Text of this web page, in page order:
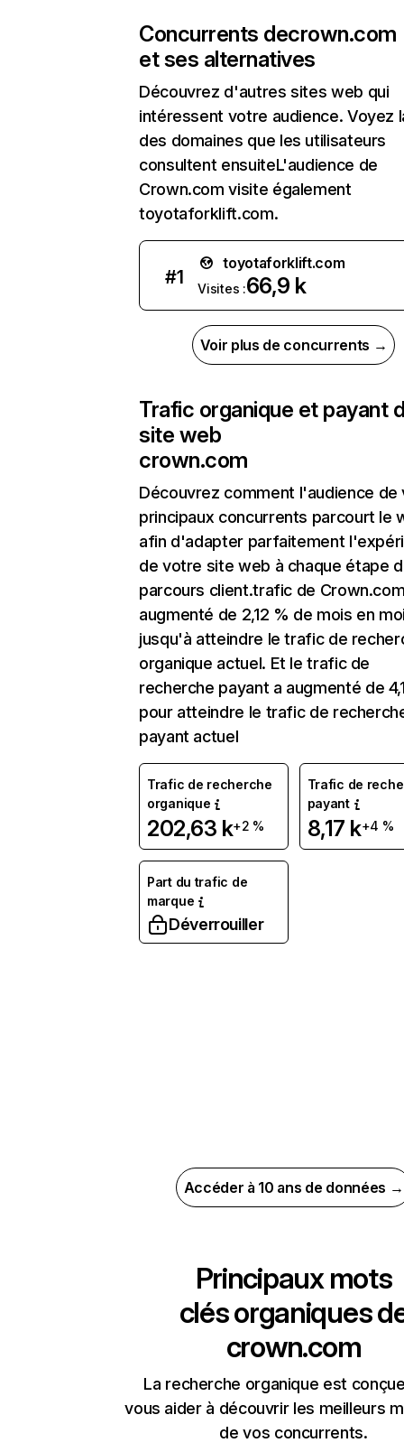
Concurrents decrown.com
et ses alternatives
Découvrez d'autres sites web qui
intéressent votre audience. Voyez
des domaines que les utilisateurs
consultent ensuiteL'audience de
Crown.com visite également
toyotaforklift.com.
#1
toyotaforklift.com
Visites :66,9 k
Voir plus de concurrents →
Trafic organique et payant
site web
crown.com
Découvrez comment l'audience de
principaux concurrents parcourt le
afin d'adapter parfaitement
de votre site web à chaque étape
parcours client.trafic de
augmenté de 2,12 % de mois en
jusqu'à atteindre le trafic de
organique actuel. Et le trafic de
recherche payant a augmenté de
pour atteindre le trafic de
payant actuel
Trafic de recherche
organique
202,63 k+2 %
Trafic de
payant
8,17 k+4 %
Part du trafic de
marque
Déverrouiller
Accéder à 10 ans de données →
Principaux mots
clés organiques
crown.com
La recherche organique est
vous aider à découvrir les meilleurs
de vos concurrents.